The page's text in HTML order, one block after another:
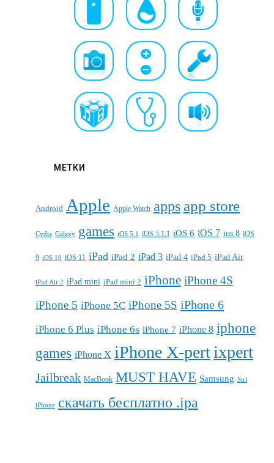
МЕТКИ
Android Apple Apple Watch apps app store
Cydia Galaxy games iOS 5.1 iOS 5.1.1 iOS 6 iOS 7 ios 8 iOS
9 iOS 10 iOS 11 iPad iPad 2 iPad 3 iPad 4 iPad 5 iPad Air
iPad Air 2 iPad mini iPad mini 2 iPhone iPhone 4S
iPhone 5 iPhone 5C iPhone 5S iPhone 6
iPhone 6 Plus iPhone 6s iPhone 7 iPhone 8 iphone
games iPhone X iPhone X-pertixpert
Jailbreak MacBook MUST HAVE Samsung Siri
iPhone скачать бесплатно .ipa